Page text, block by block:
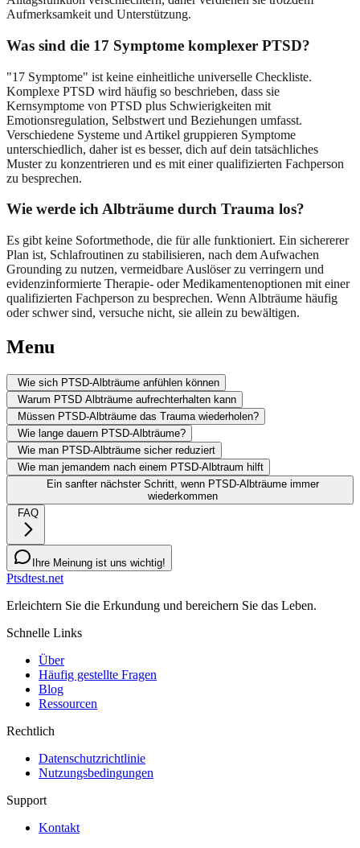
Aufmerksamkeit und Unterstützung.
Was sind die 17 Symptome komplexer PTSD?
"17 Symptome" ist keine einheitliche universelle Checkliste.
Komplexe PTSD wird häufig so beschrieben, dass sie
Kernsymptome von PTSD plus Schwierigkeiten mit
Emotionsregulation, Selbstwert und Beziehungen umfasst.
Verschiedene Systeme und Artikel gruppieren Symptome
unterschiedlich, daher ist es besser, dich auf dein tatsächliches
Muster zu konzentrieren und es mit einer qualifizierten Fachperson
zu besprechen.
Wie werde ich Albträume durch Trauma los?
Es gibt keine Sofortmethode, die für alle funktioniert. Ein sichererer
Plan ist, Schlafroutinen zu stabilisieren, nach dem Aufwachen
Grounding zu nutzen, vermeidbare Auslöser zu verringern und
evidenzinformierte Therapie- oder Medikamentenoptionen mit einer
qualifizierten Fachperson zu besprechen. Wenn Albträume häufig
oder schwer sind, versuche nicht, sie allein zu bewältigen.
Menu
Wie sich PTSD-Albträume anfühlen können
Warum PTSD Albträume aufrechterhalten kann
Müssen PTSD-Albträume das Trauma wiederholen?
Wie lange dauern PTSD-Albträume?
Wie man PTSD-Albträume sicher reduziert
Wie man jemandem nach einem PTSD-Albtraum hilft
Ein sanfter nächster Schritt, wenn PTSD-Albträume immer
wiederkommen
FAQ
Ihre Meinung ist uns wichtig!
Ptsdtest.net
Erleichtern Sie die Erkundung und bereichern Sie das Leben.
Schnelle Links
Über
Häufig gestellte Fragen
Blog
Ressourcen
Rechtlich
Datenschutzrichtlinie
Nutzungsbedingungen
Support
Kontakt